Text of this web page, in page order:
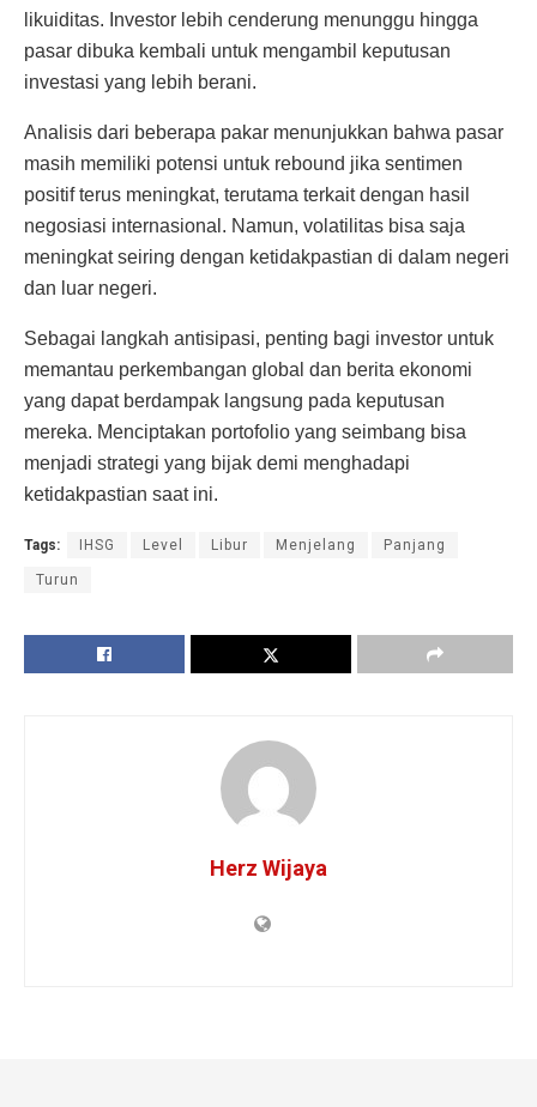
likuiditas. Investor lebih cenderung menunggu hingga
pasar dibuka kembali untuk mengambil keputusan
investasi yang lebih berani.
Analisis dari beberapa pakar menunjukkan bahwa pasar
masih memiliki potensi untuk rebound jika sentimen
positif terus meningkat, terutama terkait dengan hasil
negosiasi internasional. Namun, volatilitas bisa saja
meningkat seiring dengan ketidakpastian di dalam negeri
dan luar negeri.
Sebagai langkah antisipasi, penting bagi investor untuk
memantau perkembangan global dan berita ekonomi
yang dapat berdampak langsung pada keputusan
mereka. Menciptakan portofolio yang seimbang bisa
menjadi strategi yang bijak demi menghadapi
ketidakpastian saat ini.
Tags: IHSG Level Libur Menjelang Panjang
Turun
Herz Wijaya